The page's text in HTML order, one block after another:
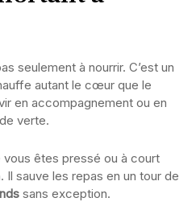
seulement à nourrir. C’est un
autant le cœur que le
en accompagnement ou en
verte.
êtes pressé ou à court
Il sauve les repas en un tour de
sans exception.